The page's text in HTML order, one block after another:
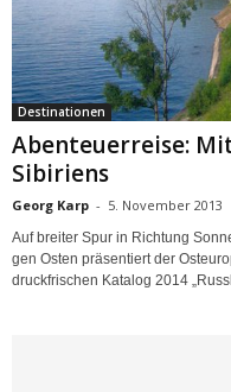
Destinationen
Abenteuerreise:
Sibiriens
Georg Karp - 5. November 2013
Auf breiter Spur in Richtung
gen Osten präsentiert der
druckfrischen Katalog 2014